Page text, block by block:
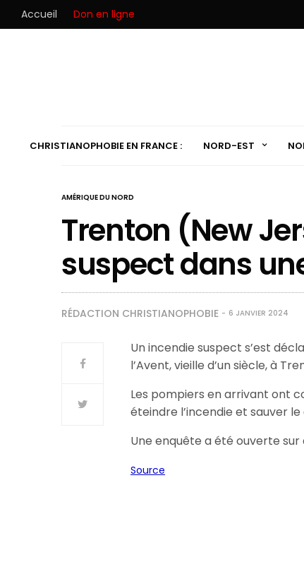
Accueil Don en ligne
CHRISTIANOPHOBIE EN FRANCE : NORD-EST
AMÉRIQUE DU NORD
Trenton (New
suspect dans
RÉDACTION CHRISTIANOPHOBIE 6 JANVIER 2024
Un incendie suspect s’est
l’Avent, vieille d’un siècle, à
Les pompiers en arrivant ont
éteindre l’incendie et sauver
Une enquête a été ouverte
Source